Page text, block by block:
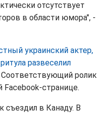
отсутствует
в области юмора", -
украинский актер,
развеселил
Соответствующий ролик
Facebook-странице.
съездил в Канаду. В